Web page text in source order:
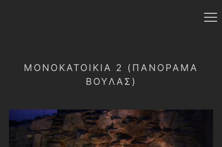
ΜΟΝΟΚΑΤΟΙΚΙΑ 2 (ΠΑΝΟΡΑΜΑ
ΒΟΥΛΑΣ)